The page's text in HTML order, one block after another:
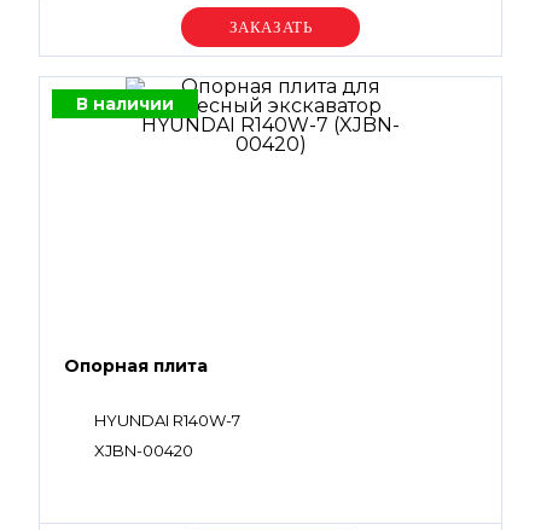
Уточняйте цену
В наличии
Опорная плита
HYUNDAI R140W-7
XJBN-00420